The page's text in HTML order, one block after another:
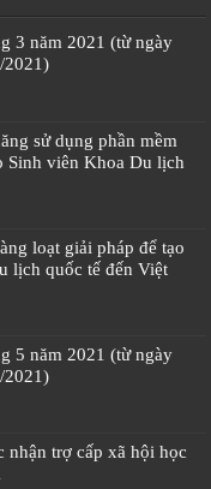
3 năm 2021 (từ ngày
2021)
sử dụng phần mềm
Sinh viên Khoa Du lịch
loạt giải pháp để tạo
lịch quốc tế đến Việt
5 năm 2021 (từ ngày
2021)
nhận trợ cấp xã hội học